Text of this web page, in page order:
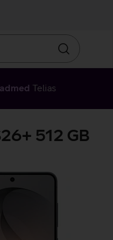
Otsin
Telias
512 GB